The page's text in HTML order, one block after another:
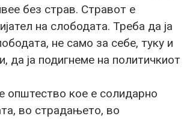
без страв. Стравот е
на слободата. Треба да ја
не само за себе, туку и
да ја подигнеме на политичкиот
општество кое е солидарно
во страдањето, во